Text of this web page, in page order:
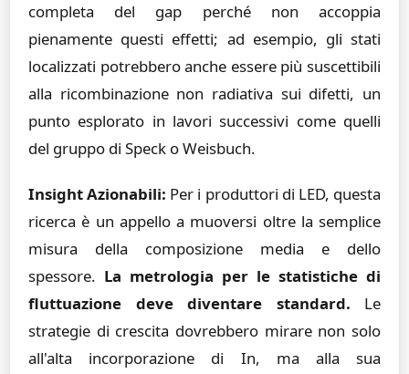
completa del gap perché non accoppia
pienamente questi effetti; ad esempio, gli stati
localizzati potrebbero anche essere più suscettibili
alla ricombinazione non radiativa sui difetti, un
punto esplorato in lavori successivi come quelli
del gruppo di Speck o Weisbuch.
Insight Azionabili: Per i produttori di LED, questa
ricerca è un appello a muoversi oltre la semplice
misura della composizione media e dello
spessore. La metrologia per le statistiche di
fluttuazione deve diventare standard. Le
strategie di crescita dovrebbero mirare non solo
all'alta incorporazione di In, ma alla sua